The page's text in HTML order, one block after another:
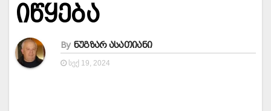
იწყება
By ნუგზარ ასათიანი
ᲡᲔᲥ 19, 2024